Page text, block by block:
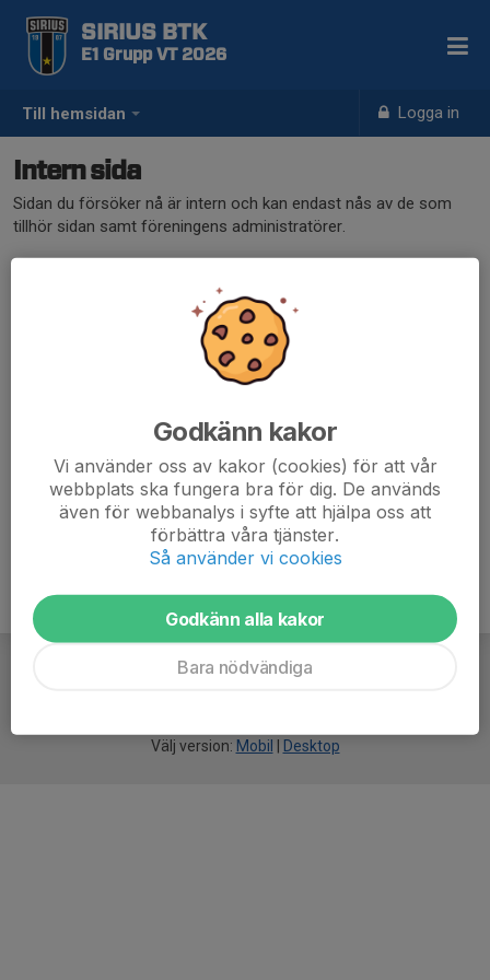
Till hemsidan Logga in
SIRIUS BTK
E1 Grupp VT 2026
Intern sida
Sidan du försöker nå är intern och kan endast nås av de som
tillhör sidan samt föreningens administratörer.
Välj version: Mobil Desktop
Godkänn kakor
Vi använder oss av kakor (cookies) för att vår
webbplats ska fungera bra för dig. De används
även för webbanalys i syfte att hjälpa oss att
förbättra våra tjänster.
Så använder vi cookies
Godkänn alla kakor
Bara nödvändiga